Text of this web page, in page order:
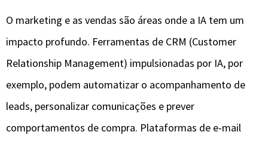
O marketing e as vendas são áreas onde a IA tem um
impacto profundo. Ferramentas de CRM (Customer
Relationship Management) impulsionadas por IA, por
exemplo, podem automatizar o acompanhamento de
leads, personalizar comunicações e prever
comportamentos de compra. Plataformas de e-mail